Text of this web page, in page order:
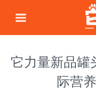
它力量新品罐
际营